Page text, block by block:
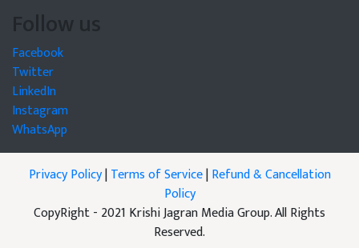
Follow us
Facebook
Twitter
LinkedIn
Instagram
WhatsApp
Privacy Policy|Terms of Service|Refund & Cancellation
Policy
CopyRight - 2021 Krishi Jagran Media Group. All Rights
Reserved.